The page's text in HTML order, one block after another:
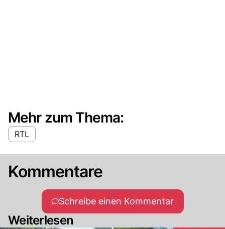
Mehr zum Thema:
RTL
Kommentare
Schreibe einen Kommentar
Weiterlesen